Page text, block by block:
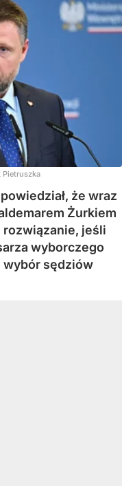
Pietruszka
że wraz
Żurkiem
jeśli
wyborczego
wybór sędziów